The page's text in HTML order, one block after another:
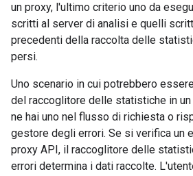
un proxy, l'ultimo criterio uno da
scritti al server di analisi e quelli
precedenti della raccolta delle
persi.
Uno scenario in cui potrebbero
del raccoglitore delle statistiche in
ne hai uno nel flusso di richiesta o
gestore degli errori. Se si verifica un
proxy API, il raccoglitore delle
errori determina i dati raccolte.